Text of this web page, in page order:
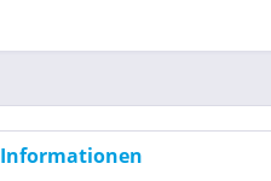
Informationen